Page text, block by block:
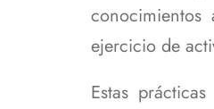
ejercicio de
Estas